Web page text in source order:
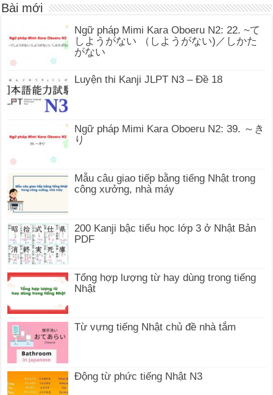
Bài mới
Ngữ pháp Mimi Kara Oboeru N2: 22. ~て
しようがない （しようがない)／しかた
がない
Luyện thi Kanji JLPT N3 – Đề 18
Ngữ pháp Mimi Kara Oboeru N2: 39. ～き
り
Mẫu câu giao tiếp bằng tiếng Nhật trong
công xưởng, nhà máy
200 Kanji bậc tiểu học lớp 3 ở Nhật Bản
PDF
Tổng hợp lượng từ hay dùng trong tiếng
Nhật
Từ vựng tiếng Nhật chủ đề nhà tắm
Động từ phức tiếng Nhật N3